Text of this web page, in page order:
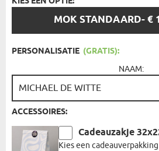
MOK STANDAARD- €
OPTIE:
PERSONALISATIE (GRATIS):
NAAM:
ACCESSOIRES:
Cadeauzakje
Kies een